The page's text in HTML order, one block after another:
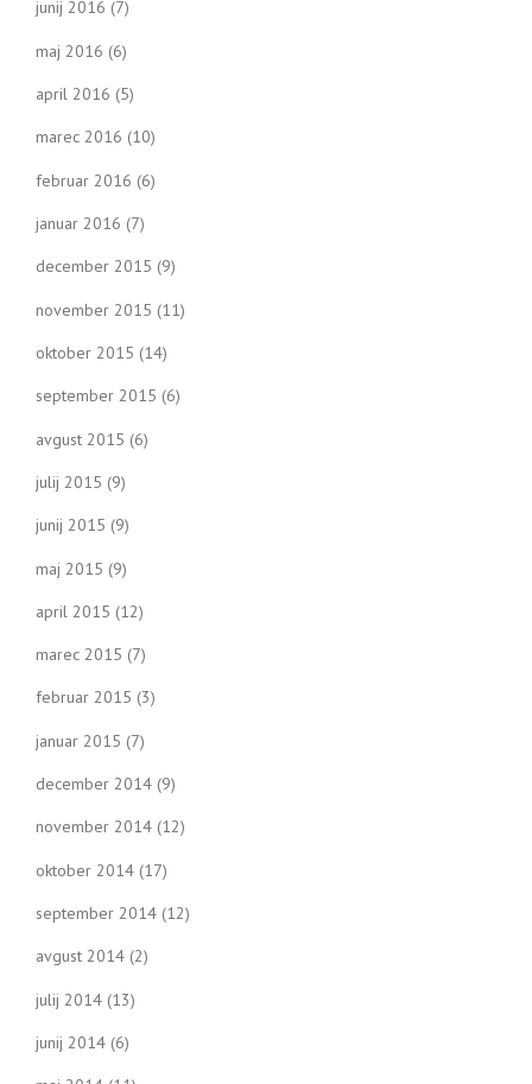
junij 2016 (7)
maj 2016 (6)
april 2016 (5)
marec 2016 (10)
februar 2016 (6)
januar 2016 (7)
december 2015 (9)
november 2015 (11)
oktober 2015 (14)
september 2015 (6)
avgust 2015 (6)
julij 2015 (9)
junij 2015 (9)
maj 2015 (9)
april 2015 (12)
marec 2015 (7)
februar 2015 (3)
januar 2015 (7)
december 2014 (9)
november 2014 (12)
oktober 2014 (17)
september 2014 (12)
avgust 2014 (2)
julij 2014 (13)
junij 2014 (6)